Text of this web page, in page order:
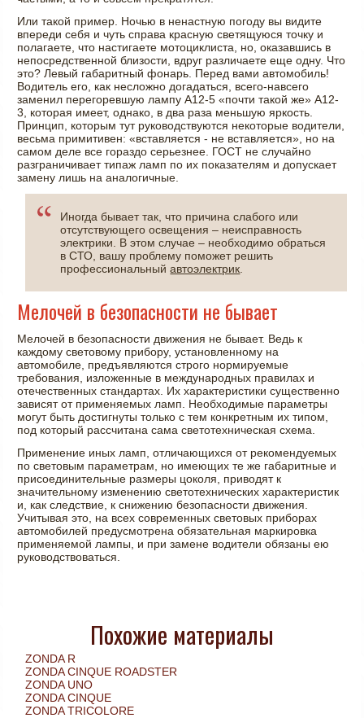
Или такой пример. Ночью в ненастную погоду вы видите
впереди себя и чуть справа красную светящуюся точку и
полагаете, что настигаете мотоциклиста, но, оказавшись в
непосредственной близости, вдруг различаете еще одну. Что
это? Левый габаритный фонарь. Перед вами автомобиль!
Водитель его, как несложно догадаться, всего-навсего
заменил перегоревшую лампу А12-5 «почти такой же» А12-
3, которая имеет, однако, в два раза меньшую яркость.
Принцип, которым тут руководствуются некоторые водители,
весьма примитивен: «вставляется - не вставляется», но на
самом деле все гораздо серьезнее. ГОСТ не случайно
разграничивает типаж ламп по их показателям и допускает
замену лишь на аналогичные.
Иногда бывает так, что причина слабого или
отсутствующего освещения – неисправность
электрики. В этом случае – необходимо обраться
в СТО, вашу проблему поможет решить
профессиональныйавтоэлектрик
Мелочей в безопасности не бывает
Мелочей в безопасности движения не бывает. Ведь к
каждому световому прибору, установленному на
автомобиле, предъявляются строго нормируемые
требования, изложенные в международных правилах и
отечественных стандартах. Их характеристики существенно
зависят от применяемых ламп. Необходимые параметры
могут быть достигнуты только с тем конкретным их типом,
под который рассчитана сама светотехническая схема.
Применение иных ламп, отличающихся от рекомендуемых
по световым параметрам, но имеющих те же габаритные и
присоединительные размеры цоколя, приводят к
значительному изменению светотехнических характеристик
и, как следствие, к снижению безопасности движения.
Учитывая это, на всех современных световых приборах
автомобилей предусмотрена обязательная маркировка
применяемой лампы, и при замене водители обязаны ею
руководствоваться.
Похожие материалы
ZONDA R
ZONDA CINQUE ROADSTER
ZONDA UNO
ZONDA CINQUE
ZONDA TRICOLORE